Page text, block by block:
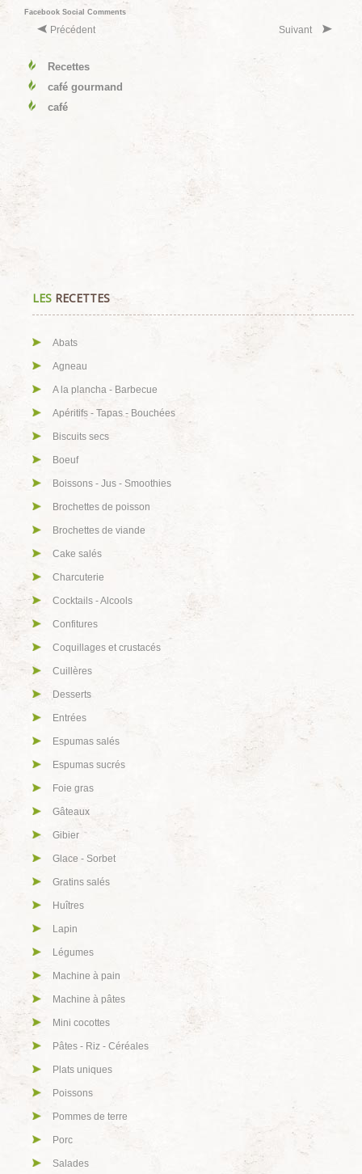
Facebook Social Comments
Précédent Suivant
Recettes
café gourmand
café
LES RECETTES
Abats
Agneau
A la plancha - Barbecue
Apéritifs - Tapas - Bouchées
Biscuits secs
Boeuf
Boissons - Jus - Smoothies
Brochettes de poisson
Brochettes de viande
Cake salés
Charcuterie
Cocktails - Alcools
Confitures
Coquillages et crustacés
Cuillères
Desserts
Entrées
Espumas salés
Espumas sucrés
Foie gras
Gâteaux
Gibier
Glace - Sorbet
Gratins salés
Huîtres
Lapin
Légumes
Machine à pain
Machine à pâtes
Mini cocottes
Pâtes - Riz - Céréales
Plats uniques
Poissons
Pommes de terre
Porc
Salades